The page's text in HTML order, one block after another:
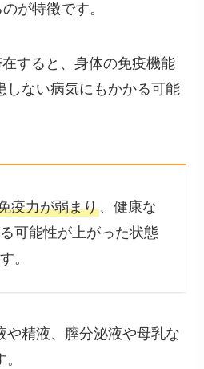
が特徴です。
すると、身体の免疫機能
しない病気にもかかる可能
疫力が弱まり、健康な
可能性が上がった状態
。
や精液、膣分泌液や母乳な